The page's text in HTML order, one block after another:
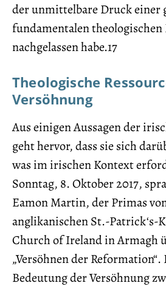
der unmittelbare Druck einer
fundamentalen theologischen
nachgelassen habe.17
Theologische
Versöhnung
Aus einigen Aussagen der
geht hervor, dass sie sich
was im irischen Kontext
Sonntag, 8. Oktober 2017,
Eamon Martin, der Primas
anglikanischen St.-Patrick‘s-
Church of Ireland in Armagh
„Versöhnen der
Bedeutung der Versöhnung